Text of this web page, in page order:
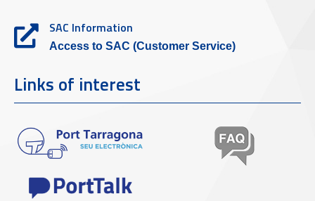
SAC Information
Access to SAC (Customer Service)
Links of interest